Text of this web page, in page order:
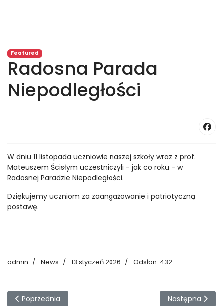
Featured
Radosna Parada
Niepodległości
W dniu 11 listopada uczniowie naszej szkoły wraz z prof.
Mateuszem Ścisłym uczestniczyli - jak co roku - w
Radosnej Paradzie Niepodległości.
Dziękujemy uczniom za zaangażowanie i patriotyczną
postawę.
admin News 13 styczeń 2026 Odsłon: 432
Poprzednia strona: Uczniowski Okrągły Stół
Poprzednia Następna
Następna